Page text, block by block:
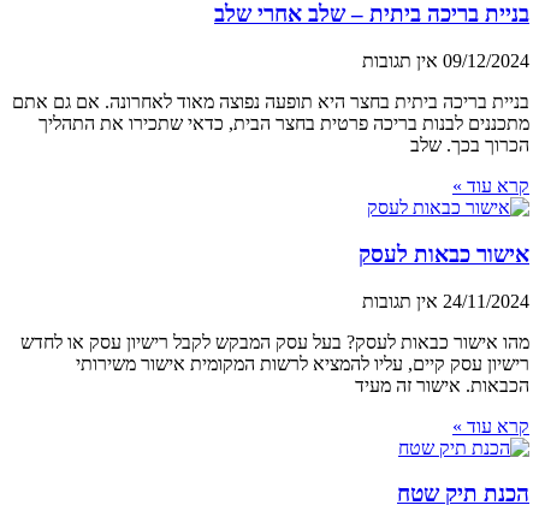
בניית בריכה ביתית – שלב אחרי שלב
09/12/2024 אין תגובות
בניית בריכה ביתית בחצר היא תופעה נפוצה מאוד לאחרונה. אם גם אתם
מתכננים לבנות בריכה פרטית בחצר הבית, כדאי שתכירו את התהליך
הכרוך בכך. שלב
קרא עוד »
אישור כבאות לעסק
24/11/2024 אין תגובות
מהו אישור כבאות לעסק? בעל עסק המבקש לקבל רישיון עסק או לחדש
רישיון עסק קיים, עליו להמציא לרשות המקומית אישור משירותי
הכבאות. אישור זה מעיד
קרא עוד »
הכנת תיק שטח